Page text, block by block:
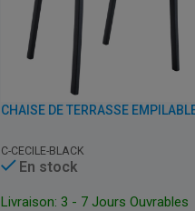
C-CECILE-BLACK
En stock
Livraison: 3 - 7 Jours Ouvrables